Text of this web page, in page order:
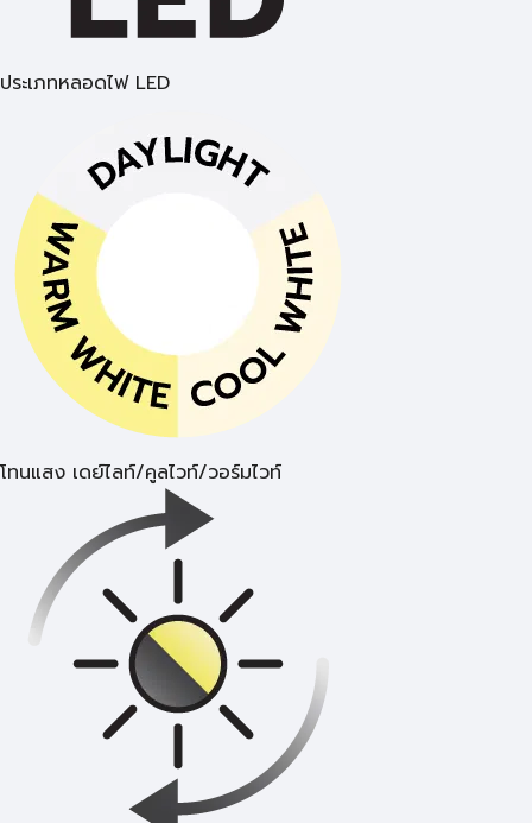
ประเภทหลอดไฟ LED
โทนแสง เดย์ไลท์/คูลไวท์/วอร์มไวท์